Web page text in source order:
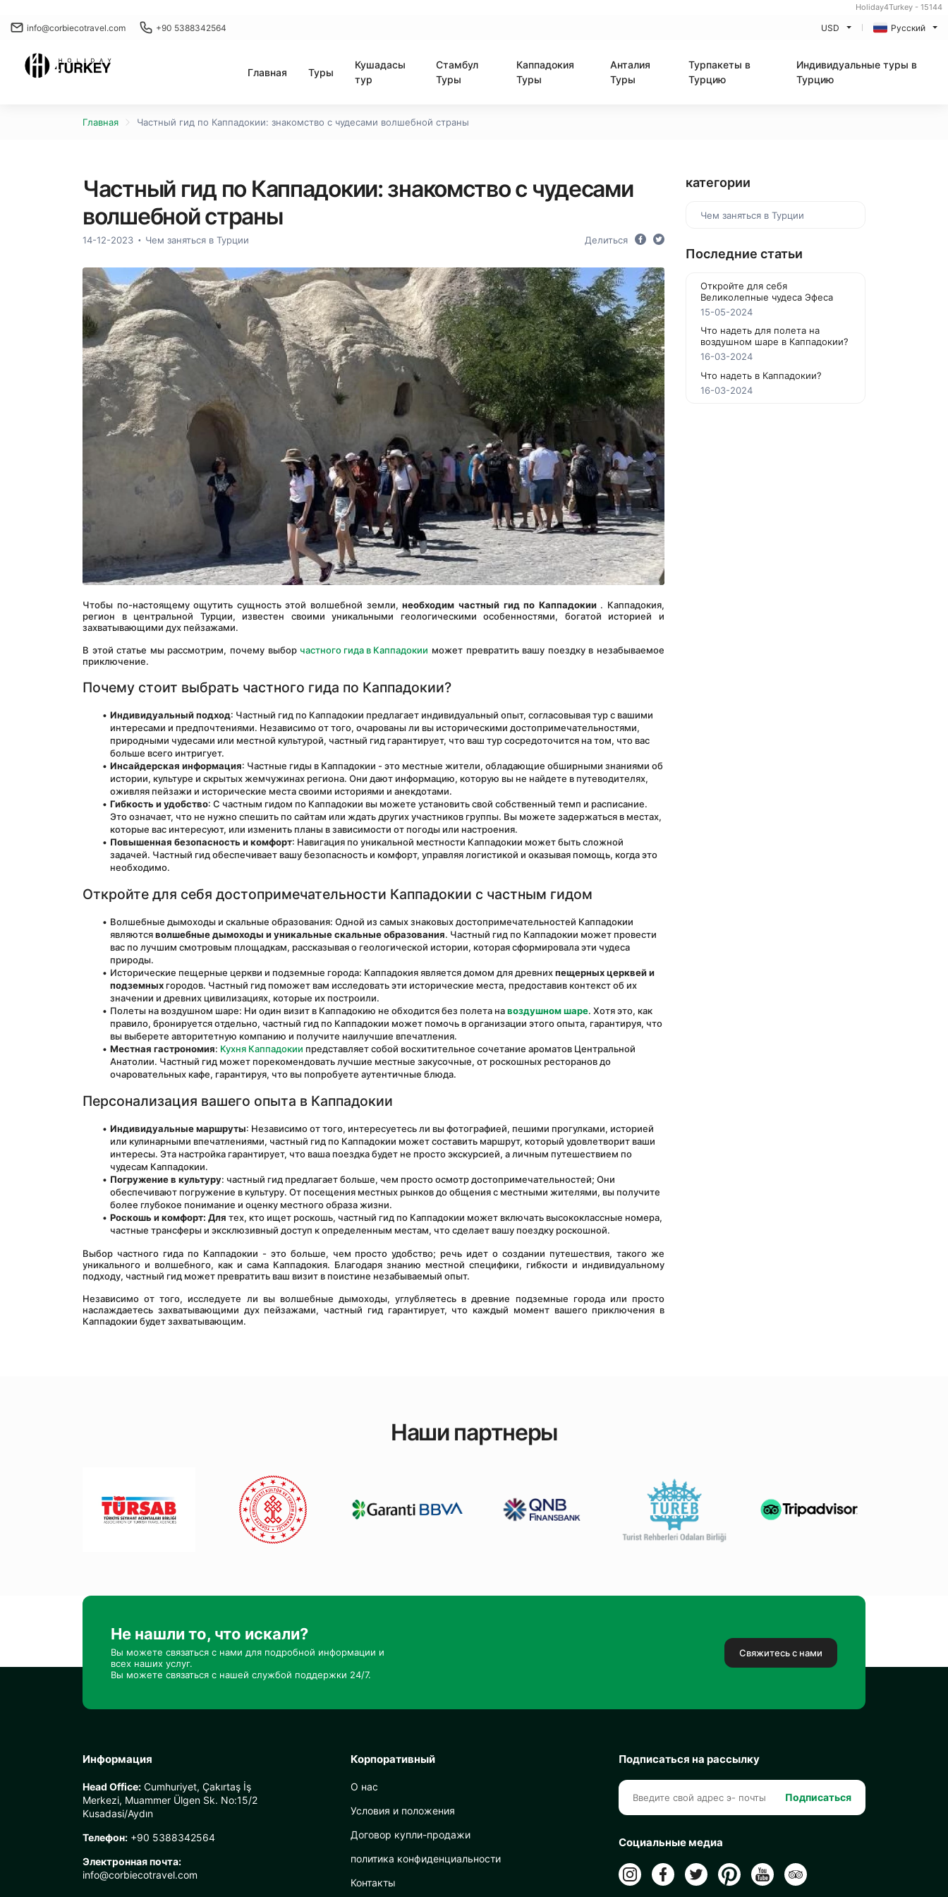
Holiday4Turkey - 15144
info@corbiecotravel.com +90 5388342564 USD Русский
Главная Туры
Кушадасы
тур
Стамбул
Туры
Каппадокия
Туры
Анталия
Туры
Турпакеты в
Турцию
Индивидуальные туры в
Турцию
Главная Частный гид по Каппадокии: знакомство с чудесами волшебной страны
Частный гид по Каппадокии: знакомство с чудесами
волшебной страны
14-12-2023 Чем заняться в Турции Делиться
Чтобы по-настоящему ощутить сущность этой волшебной земли, необходим частный гид по Каппадокии . Каппадокия,
регион в центральной Турции, известен своими уникальными геологическими особенностями, богатой историей и
захватывающими дух пейзажами.
В этой статье мы рассмотрим, почему выбор частного гида в Каппадокии может превратить вашу поездку в незабываемое
приключение.
Почему стоит выбрать частного гида по Каппадокии?
Индивидуальный подход: Частный гид по Каппадокии предлагает индивидуальный опыт, согласовывая тур с вашими
интересами и предпочтениями. Независимо от того, очарованы ли вы историческими достопримечательностями,
природными чудесами или местной культурой, частный гид гарантирует, что ваш тур сосредоточится на том, что вас
больше всего интригует.
Инсайдерская информация: Частные гиды в Каппадокии - это местные жители, обладающие обширными знаниями об
истории, культуре и скрытых жемчужинах региона. Они дают информацию, которую вы не найдете в путеводителях,
оживляя пейзажи и исторические места своими историями и анекдотами.
Гибкость и удобство: С частным гидом по Каппадокии вы можете установить свой собственный темп и расписание.
Это означает, что не нужно спешить по сайтам или ждать других участников группы. Вы можете задержаться в местах,
которые вас интересуют, или изменить планы в зависимости от погоды или настроения.
Повышенная безопасность и комфорт: Навигация по уникальной местности Каппадокии может быть сложной
задачей. Частный гид обеспечивает вашу безопасность и комфорт, управляя логистикой и оказывая помощь, когда это
необходимо.
Откройте для себя достопримечательности Каппадокии с частным гидом
Волшебные дымоходы и скальные образования: Одной из самых знаковых достопримечательностей Каппадокии
являются волшебные дымоходы и уникальные скальные образования. Частный гид по Каппадокии может провести
вас по лучшим смотровым площадкам, рассказывая о геологической истории, которая сформировала эти чудеса
природы.
Исторические пещерные церкви и подземные города: Каппадокия является домом для древних пещерных церквей и
подземных городов. Частный гид поможет вам исследовать эти исторические места, предоставив контекст об их
значении и древних цивилизациях, которые их построили.
Полеты на воздушном шаре: Ни один визит в Каппадокию не обходится без полета на воздушном шаре. Хотя это, как
правило, бронируется отдельно, частный гид по Каппадокии может помочь в организации этого опыта, гарантируя, что
вы выберете авторитетную компанию и получите наилучшие впечатления.
Местная гастрономия: Кухня Каппадокии представляет собой восхитительное сочетание ароматов Центральной
Анатолии. Частный гид может порекомендовать лучшие местные закусочные, от роскошных ресторанов до
очаровательных кафе, гарантируя, что вы попробуете аутентичные блюда.
Персонализация вашего опыта в Каппадокии
Индивидуальные маршруты: Независимо от того, интересуетесь ли вы фотографией, пешими прогулками, историей
или кулинарными впечатлениями, частный гид по Каппадокии может составить маршрут, который удовлетворит ваши
интересы. Эта настройка гарантирует, что ваша поездка будет не просто экскурсией, а личным путешествием по
чудесам Каппадокии.
Погружение в культуру: частный гид предлагает больше, чем просто осмотр достопримечательностей; Они
обеспечивают погружение в культуру. От посещения местных рынков до общения с местными жителями, вы получите
более глубокое понимание и оценку местного образа жизни.
Роскошь и комфорт: Для тех, кто ищет роскошь, частный гид по Каппадокии может включать высококлассные номера,
частные трансферы и эксклюзивный доступ к определенным местам, что сделает вашу поездку роскошной.
Выбор частного гида по Каппадокии - это больше, чем просто удобство; речь идет о создании путешествия, такого же
уникального и волшебного, как и сама Каппадокия. Благодаря знанию местной специфики, гибкости и индивидуальному
подходу, частный гид может превратить ваш визит в поистине незабываемый опыт.
Независимо от того, исследуете ли вы волшебные дымоходы, углубляетесь в древние подземные города или просто
наслаждаетесь захватывающими дух пейзажами, частный гид гарантирует, что каждый момент вашего приключения в
Каппадокии будет захватывающим.
категории
Чем заняться в Турции
Последние статьи
Откройте для себя
Великолепные чудеса Эфеса
15-05-2024
Что надеть для полета на
воздушном шаре в Каппадокии?
16-03-2024
Что надеть в Каппадокии?
16-03-2024
Наши партнеры
Не нашли то, что искали?
Вы можете связаться с нами для подробной информации и
всех наших услуг.
Вы можете связаться с нашей службой поддержки 24/7.
Свяжитесь с нами
Информация
Head Office: Cumhuriyet, Çakırtaş İş
Merkezi, Muammer Ülgen Sk. No:15/2
Kusadasi/Aydın
Телефон: +90 5388342564
Электронная почта:
info@corbiecotravel.com
Корпоративный
О нас
Условия и положения
Договор купли-продажи
политика конфиденциальности
Контакты
Подписаться на рассылку
Подписаться
Социальные медиа